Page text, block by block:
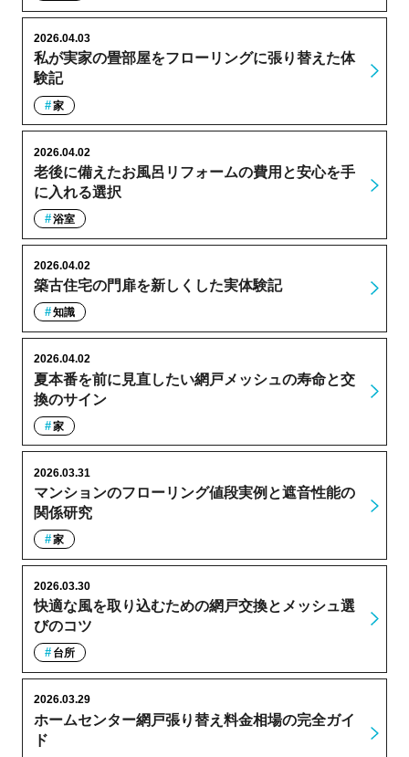
私が実家の畳部屋をフローリングに張り替えた体
験記
2026.04.03
家
老後に備えたお風呂リフォームの費用と安心を手
に入れる選択
2026.04.02
浴室
築古住宅の門扉を新しくした実体験記
2026.04.02
知識
夏本番を前に見直したい網戸メッシュの寿命と交
換のサイン
2026.04.02
家
マンションのフローリング値段実例と遮音性能の
関係研究
2026.03.31
家
快適な風を取り込むための網戸交換とメッシュ選
びのコツ
2026.03.30
台所
ホームセンター網戸張り替え料金相場の完全ガイ
ド
2026.03.29